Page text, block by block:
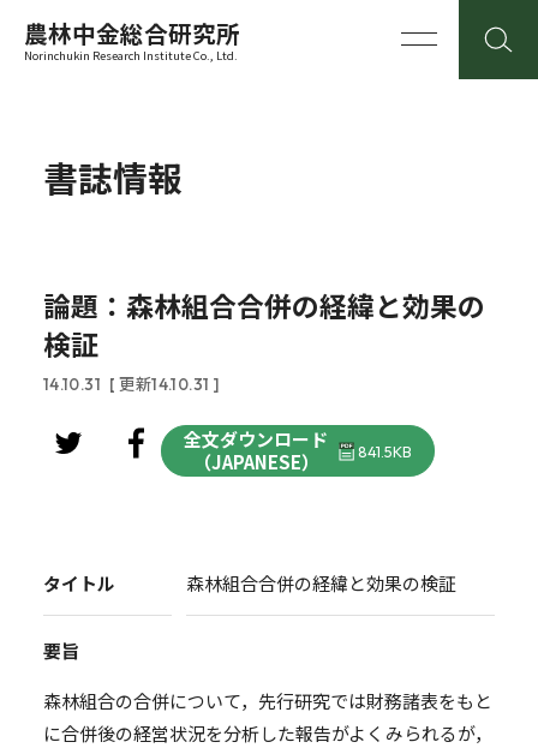
農林中金総合研究所
Norinchukin Research Institute Co., Ltd.
書誌情報
論題：森林組合合併の経緯と効果の
検証
14.10.31 [ 更新14.10.31 ]
全文ダウンロード
（JAPANESE）
841.5KB
タイトル 森林組合合併の経緯と効果の検証
要旨
森林組合の合併について，先行研究では財務諸表をもと
に合併後の経営状況を分析した報告がよくみられるが，